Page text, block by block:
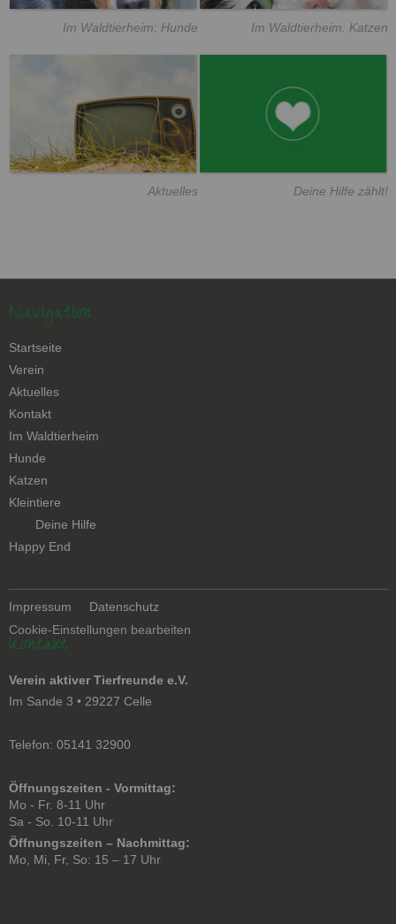
Im Waldtierheim: Hunde Im Waldtierheim: Katzen
Aktuelles Deine Hilfe zählt!
Navigation
Navigation
überspringen
Startseite
Verein
Aktuelles
Kontakt
Navigation
überspringen
Im Waldtierheim
Hunde
Katzen
Kleintiere
Navigation
überspringen
Deine Hilfe
Happy End
Navigation
überspringen
Impressum
Datenschutz
Cookie-Einstellungen bearbeiten
Kontakt
Verein aktiver Tierfreunde e.V.
Im Sande 3 • 29227 Celle
Telefon: 05141 32900
Öffnungszeiten - Vormittag:
Mo - Fr. 8-11 Uhr
Sa - So. 10-11 Uhr
Öffnungszeiten – Nachmittag:
Mo, Mi, Fr, So: 15 – 17 Uhr